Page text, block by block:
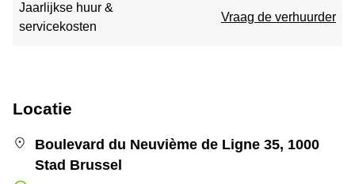
Jaarlijkse huur &
servicekosten
Vraag de verhuurder
Locatie
Boulevard du Neuvième de Ligne 35, 1000
Stad Brussel